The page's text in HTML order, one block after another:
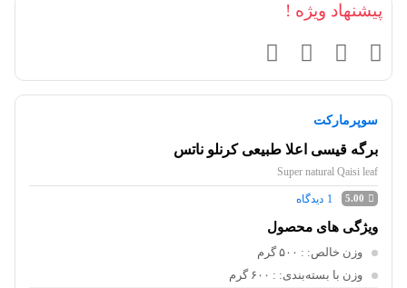
پیشنهاد ویژه !
سوپرمارکت
برگه قیسی اعلا طبیعی کرنلو ناتس
Super natural Qaisi leaf
5.00
1 دیدگاه
ویژگی های محصول
وزن خالص: : ۵۰۰ گرم
وزن با بسته‌بندی: : ۶۰۰ گرم